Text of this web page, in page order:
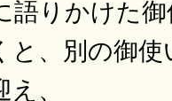
語りかけた
と、別の御使
、